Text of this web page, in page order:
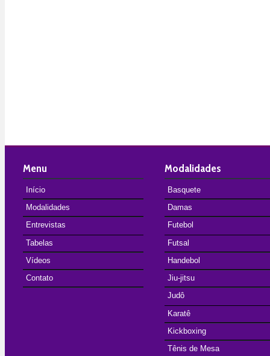
Menu
Início
Modalidades
Entrevistas
Tabelas
Vídeos
Contato
Modalidades
Basquete
Damas
Futebol
Futsal
Handebol
Jiu-jitsu
Judô
Karatê
Kickboxing
Tênis de Mesa